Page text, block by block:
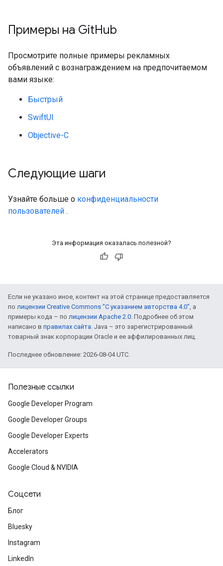
Примеры на GitHub
Просмотрите полные примеры рекламных
объявлений с вознаграждением на предпочитаемом
вами языке:
Быстрый
SwiftUI
Objective-C
Следующие шаги
Узнайте больше о конфиденциальности
пользователей .
Эта информация оказалась полезной?
Если не указано иное, контент на этой странице предоставляется
по лицензии Creative Commons "С указанием авторства 4.0", а
примеры кода – по лицензии Apache 2.0. Подробнее об этом
написано в правилах сайта. Java – это зарегистрированный
товарный знак корпорации Oracle и ее аффилированных лиц.
Последнее обновление: 2026-08-04 UTC.
Полезные ссылки
Google Developer Program
Google Developer Groups
Google Developer Experts
Accelerators
Google Cloud & NVIDIA
Соцсети
Блог
Bluesky
Instagram
LinkedIn